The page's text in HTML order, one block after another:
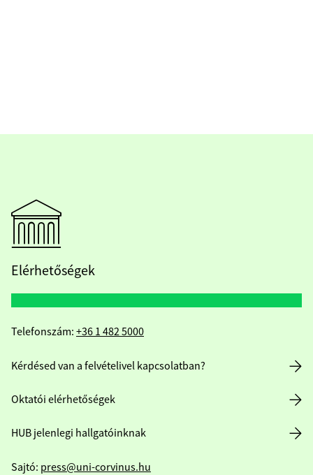
Elérhetőségek
Telefonszám: +36 1 482 5000
Kérdésed van a felvételivel kapcsolatban?
Oktatói elérhetőségek
HUB jelenlegi hallgatóinknak
Sajtó: press@uni-corvinus.hu